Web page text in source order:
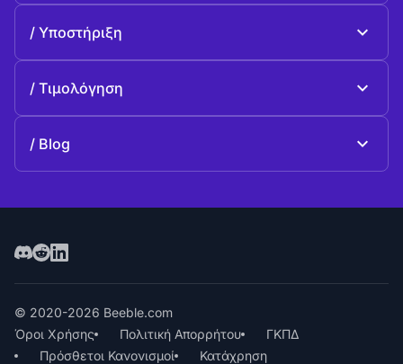
Ιστορία
Υποστήριξη
Επικοινωνία
Τιμολόγηση
Blog
© 2020-2026 Beeble.com
Όροι Χρήσης
Πολιτική Απορρήτου
ΓΚΠΔ
Πρόσθετοι Κανονισμοί
Κατάχρηση